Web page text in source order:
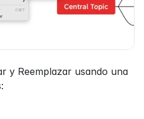
y Reemplazar usando una